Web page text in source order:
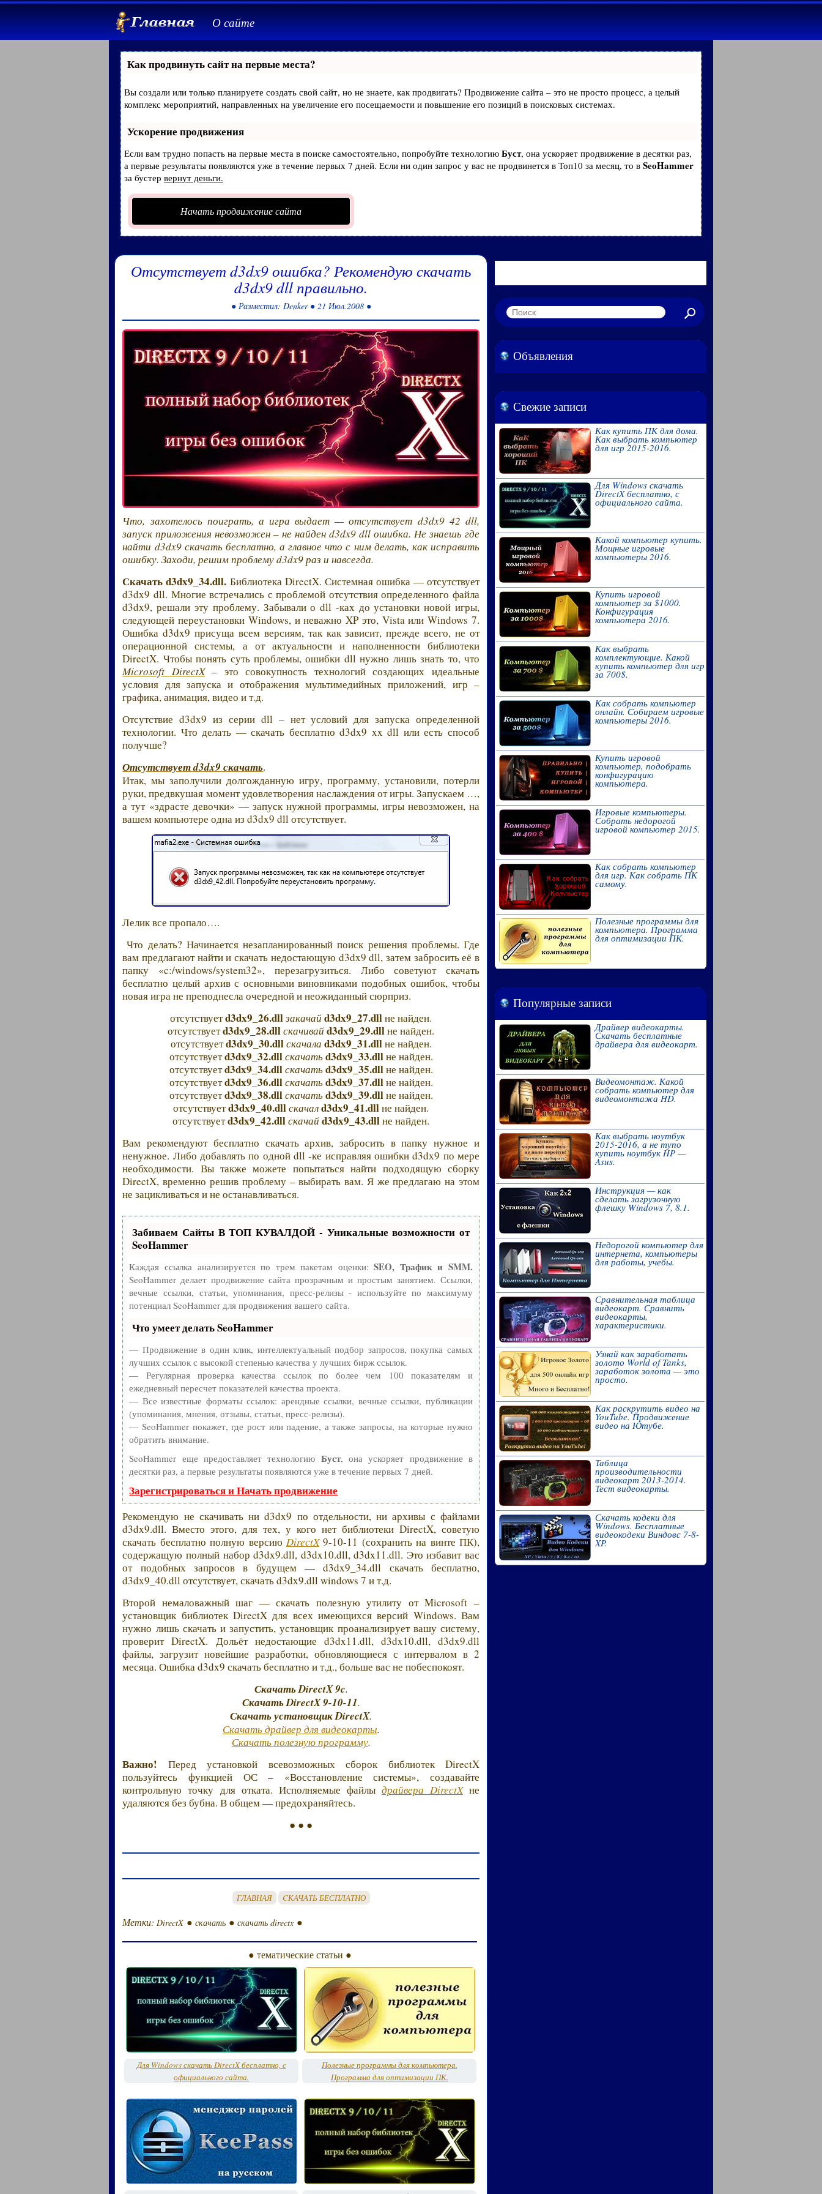
О сайте
Как продвинуть сайт на первые места?
Вы создали или только планируете создать свой сайт, но не знаете, как продвигать? Продвижение сайта – это не просто процесс, а целый
комплекс мероприятий, направленных на увеличение его посещаемости и повышение его позиций в поисковых системах.
Ускорение продвижения
Если вам трудно попасть на первые места в поиске самостоятельно, попробуйте технологию Буст, она ускоряет продвижение в десятки раз,
а первые результаты появляются уже в течение первых 7 дней. Если ни один запрос у вас не продвинется в Топ10 за месяц, то в SeoHammer
за бустер вернут деньги.
Начать продвижение сайта
Отсутствует d3dx9 ошибка? Рекомендую скачать
d3dx9 dll правильно.
● Разместил: Denker ● 21 Июл.2008 ●
Что, захотелось поиграть, а игра выдает — отсутствует d3dx9 42 dll,
запуск приложения невозможен – не найден d3dx9 dll ошибка. Не знаешь где
найти d3dx9 скачать бесплатно, а главное что с ним делать, как исправить
ошибку. Заходи, решим проблему d3dx9 раз и навсегда.
Скачать d3dx9_34.dll. Библиотека DirectX. Системная ошибка — отсутствует
d3dx9 dll. Многие встречались с проблемой отсутствия определенного файла
d3dx9, решали эту проблему. Забывали о dll -ках до установки новой игры,
следующей переустановки Windows, и неважно XP это, Vista или Windows 7.
Ошибка d3dx9 присуща всем версиям, так как зависит, прежде всего, не от
операционной системы, а от актуальности и наполненности библиотеки
DirectX. Чтобы понять суть проблемы, ошибки dll нужно лишь знать то, что
Microsoft DirectX– это совокупность технологий создающих идеальные
условия для запуска и отображения мультимедийных приложений, игр –
графика, анимация, видео и т.д.
Отсутствие d3dx9 из серии dll – нет условий для запуска определенной
технологии. Что делать — скачать бесплатно d3dx9 xx dll или есть способ
получше?
Отсутствует d3dx9 скачать.
Итак, мы заполучили долгожданную игру, программу, установили, потерли
руки, предвкушая момент удовлетворения наслаждения от игры. Запускаем …,
а тут «здрасте девочки» — запуск нужной программы, игры невозможен, на
вашем компьютере одна из d3dx9 dll отсутствует.
Лелик все пропало….
Что делать? Начинается незапланированный поиск решения проблемы. Где
вам предлагают найти и скачать недостающую d3dx9 dll, затем забросить её в
папку «c:/windows/system32», перезагрузиться. Либо советуют скачать
бесплатно целый архив с основными виновниками подобных ошибок, чтобы
новая игра не преподнесла очередной и неожиданный сюрприз.
отсутствуетd3dx9_26.dllзакачайd3dx9_27.dllне найден.
отсутствуетd3dx9_28.dllскачивайd3dx9_29.dllне найден.
отсутствуетd3dx9_30.dllскачала d3dx9_31.dllне найден.
отсутствуетd3dx9_32.dllскачатьd3dx9_33.dllне найден.
отсутствуетd3dx9_34.dllскачатьd3dx9_35.dllне найден.
отсутствуетd3dx9_36.dllскачатьd3dx9_37.dllне найден.
отсутствуетd3dx9_38.dllскачатьd3dx9_39.dllне найден.
отсутствуетd3dx9_40.dllскачалd3dx9_41.dllне найден.
отсутствуетd3dx9_42.dllскачайd3dx9_43.dllне найден.
Вам рекомендуют бесплатно скачать архив, забросить в папку нужное и
ненужное. Либо добавлять по одной dll -ке исправляя ошибки d3dx9 по мере
необходимости. Вы также можете попытаться найти подходящую сборку
DirectX, временно решив проблему – выбирать вам. Я же предлагаю на этом
не зацикливаться и не останавливаться.
Забиваем Сайты В ТОП КУВАЛДОЙ - Уникальные возможности от
SeoHammer
Каждая ссылка анализируется по трем пакетам оценки:SEO, Трафик и SMM.
SeoHammer делает продвижение сайта прозрачным и простым занятием. Ссылки,
вечные ссылки, статьи, упоминания, пресс-релизы - используйте по максимуму
потенциал SeoHammer для продвижения вашего сайта.
Что умеет делать SeoHammer
— Продвижение в один клик, интеллектуальный подбор запросов, покупка самых
лучших ссылок с высокой степенью качества у лучших бирж ссылок.
— Регулярная проверка качества ссылок по более чем 100 показателям и
ежедневный пересчет показателей качества проекта.
— Все известные форматы ссылок: арендные ссылки, вечные ссылки, публикации
(упоминания, мнения, отзывы, статьи, пресс-релизы).
— SeoHammer покажет, где рост или падение, а также запросы, на которые нужно
обратить внимание.
SeoHammer еще предоставляет технологию Буст, она ускоряет продвижение в
десятки раз, а первые результаты появляются уже в течение первых 7 дней.
Зарегистрироваться и Начать продвижение
Рекомендую не скачивать ни d3dx9 по отдельности, ни архивы с файлами
d3dx9.dll. Вместо этого, для тех, у кого нет библиотеки DirectX, советую
скачать бесплатно полную версию DirectX9-10-11 (сохранить на винте ПК),
содержащую полный набор d3dx9.dll, d3dx10.dll, d3dx11.dll. Это избавит вас
от подобных запросов в будущем — d3dx9_34.dll скачать бесплатно,
d3dx9_40.dll отсутствует, скачать d3dx9.dll windows 7 и т.д.
Второй немаловажный шаг — скачать полезную утилиту от Microsoft –
установщик библиотек DirectX для всех имеющихся версий Windows. Вам
нужно лишь скачать и запустить, установщик проанализирует вашу систему,
проверит DirectX. Дольёт недостающие d3dx11.dll, d3dx10.dll, d3dx9.dll
файлы, загрузит новейшие разработки, обновляющиеся с интервалом в 2
месяца. Ошибка d3dx9 скачать бесплатно и т.д., больше вас не побеспокоят.
Скачать DirectX 9c.
Скачать DirectX 9-10-11.
Скачать установщик DirectX.
Скачать драйвер для видеокарты.
Скачать полезную программу.
Важно! Перед установкой всевозможных сборок библиотек DirectX
пользуйтесь функцией ОС – «Восстановление системы», создавайте
контрольную точку для отката. Исполняемые файлы драйвера DirectXне
удаляются без бубна. В общем — предохраняйтесь.
● ● ●
ГЛАВНАЯ CКАЧАТЬ БЕСПЛАТНО
Метки: DirectX ●скачать ●скачать directx ●
● тематические статьи ●
Для Windows скачать DirectX бесплатно, с
официального сайта.
Полезные программы для компьютера.
Программа для оптимизации ПК.
Объявления
Свежие записи
Как купить ПК для дома.
Как выбрать компьютер
для игр 2015-2016.
Для Windows скачать
DirectX бесплатно, с
официального сайта.
Какой компьютер купить.
Мощные игровые
компьютеры 2016.
Купить игровой
компьютер за $1000.
Конфигурация
компьютера 2016.
Как выбрать
комплектующие. Какой
купить компьютер для игр
за 700$.
Как собрать компьютер
онлайн. Собираем игровые
компьютеры 2016.
Купить игровой
компьютер, подобрать
конфигурацию
компьютера.
Игровые компьютеры.
Собрать недорогой
игровой компьютер 2015.
Как собрать компьютер
для игр. Как собрать ПК
самому.
Полезные программы для
компьютера. Программа
для оптимизации ПК.
Популярные записи
Драйвер видеокарты.
Скачать бесплатные
драйвера для видеокарт.
Видеомонтаж. Какой
собрать компьютер для
видеомонтажа HD.
Как выбрать ноутбук
2015-2016, а не тупо
купить ноутбук HP —
Asus.
Инструкция — как
сделать загрузочную
флешку Windows 7, 8.1.
Недорогой компьютер для
интернета, компьютеры
для работы, учебы.
Сравнительная таблица
видеокарт. Сравнить
видеокарты,
характеристики.
Узнай как заработать
золото World of Tanks,
заработок золота — это
просто.
Как раскрутить видео на
YouTube. Продвижение
видео на Ютубе.
Таблица
производительности
видеокарт 2013-2014.
Тест видеокарты.
Скачать кодеки для
Windows. Бесплатные
видеокодеки Виндовс 7-8-
XP.